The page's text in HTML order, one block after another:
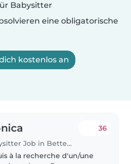
Babysitter
eine obligatorische
kostenlos an
Babysitter Job in Bettemburg
36
à la recherche d'un/une